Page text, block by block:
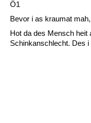
Ö1
Bevor i as kraumat
Hot da des Mensch heit
Schinkanschlecht. Des i